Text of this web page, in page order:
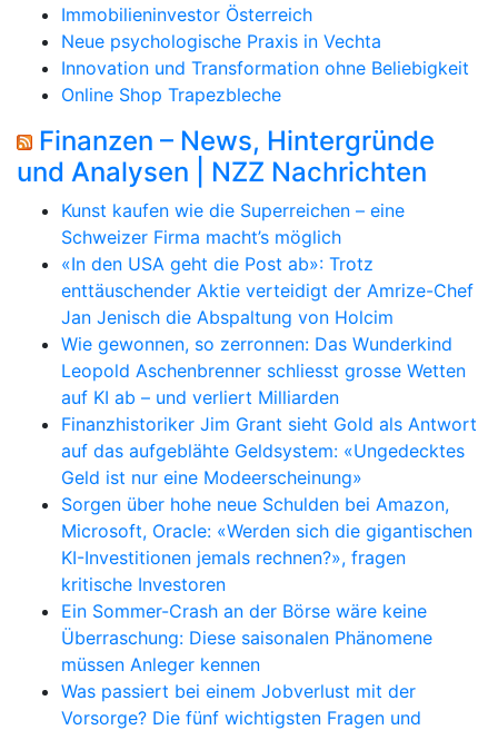
Immobilieninvestor Österreich
Neue psychologische Praxis in Vechta
Innovation und Transformation ohne Beliebigkeit
Online Shop Trapezbleche
Finanzen – News, Hintergründe
und Analysen | NZZ Nachrichten
Kunst kaufen wie die Superreichen – eine
Schweizer Firma macht’s möglich
«In den USA geht die Post ab»: Trotz
enttäuschender Aktie verteidigt der Amrize-Chef
Jan Jenisch die Abspaltung von Holcim
Wie gewonnen, so zerronnen: Das Wunderkind
Leopold Aschenbrenner schliesst grosse Wetten
auf KI ab – und verliert Milliarden
Finanzhistoriker Jim Grant sieht Gold als Antwort
auf das aufgeblähte Geldsystem: «Ungedecktes
Geld ist nur eine Modeerscheinung»
Sorgen über hohe neue Schulden bei Amazon,
Microsoft, Oracle: «Werden sich die gigantischen
KI-Investitionen jemals rechnen?», fragen
kritische Investoren
Ein Sommer-Crash an der Börse wäre keine
Überraschung: Diese saisonalen Phänomene
müssen Anleger kennen
Was passiert bei einem Jobverlust mit der
Vorsorge? Die fünf wichtigsten Fragen und